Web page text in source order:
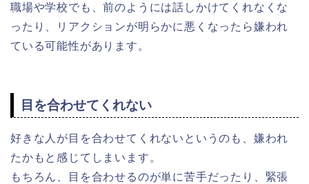
職場や学校でも、前のようには話しかけてくれなくな
ったり、リアクションが明らかに悪くなったら嫌われ
ている可能性があります。
目を合わせてくれない
好きな人が目を合わせてくれないというのも、嫌われ
たかもと感じてしまいます。
もちろん、目を合わせるのが単に苦手だったり、緊張